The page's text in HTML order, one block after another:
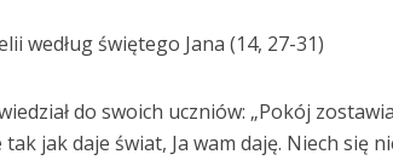
według świętego Jana (14, 27-31)
do swoich uczniów: „Pokój
tak jak daje świat, Ja wam daję. Niech się